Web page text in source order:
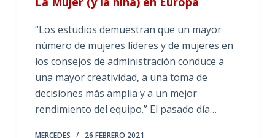
“Los estudios demuestran que un mayor
número de mujeres líderes y de mujeres en
los consejos de administración conduce a
una mayor creatividad, a una toma de
decisiones más amplia y a un mejor
rendimiento del equipo.” El pasado día…
MERCEDES 26 FEBRERO 2021